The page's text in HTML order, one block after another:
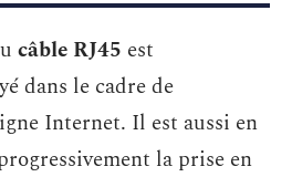
câble RJ45 est
dans le cadre de
Internet. Il est aussi en
la prise en